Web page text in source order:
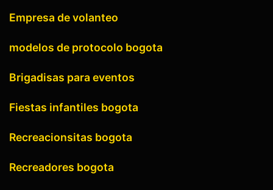
Empresa de volanteo
modelos de protocolo bogota
Brigadisas para eventos
Fiestas infantiles bogota
Recreacionsitas bogota
Recreadores bogota